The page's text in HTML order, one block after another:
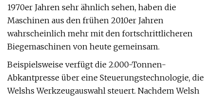
1970er Jahren sehr ähnlich sehen, haben die
Maschinen aus den frühen 2010er Jahren
wahrscheinlich mehr mit den fortschrittlicheren
Biegemaschinen von heute gemeinsam.
Beispielsweise verfügt die 2.000-Tonnen-
Abkantpresse über eine Steuerungstechnologie, die
Welshs Werkzeugauswahl steuert. Nachdem Welsh